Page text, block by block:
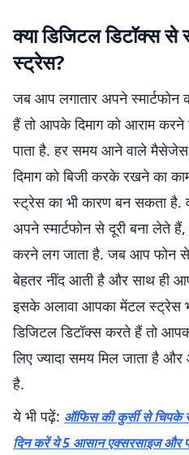
क्या डिजिटल डिटॉक्स
स्ट्रेस?
जब आप लगातार अपने
हैं तो आपके दिमाग को आराम
पाता है. हर समय आने वाले
दिमाग को बिजी करके रखने का
स्ट्रेस का भी कारण बन सकता है.
अपने स्मार्टफोन से दूरी बना लेते
करने लग जाता है. जब आप फोन
बेहतर नींद आती है और साथ ही
इसके अलावा आपका मेंटल स्ट्रेस
डिजिटल डिटॉक्स करते हैं तो
लिए ज्यादा समय मिल जाता है
है.
ये भी पढ़ें: ऑफिस की कुर्सी से चिपके
दिन करें ये 5 आसान एक्सरसाइज और